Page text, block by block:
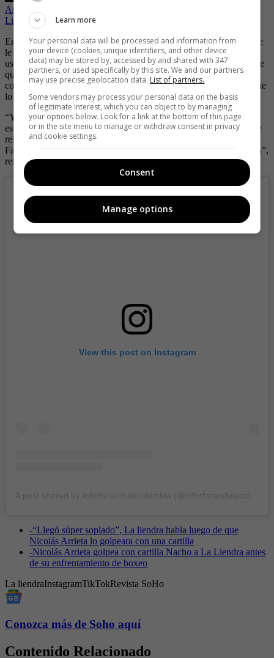
Así reaccionó Esperanza Gómez al ver la parte íntima de La
Liendra, ¿habrá chicaneado el influencer?
En el colegio era el chistoso del salón, pero al mismo tiempo al que
le hacían bullying por las orejas tan grandes que tenía y porque
usaba siempre los mismos pares de tenis. Fue después de percatarse
que podía sacar provecho de eso de una manera graciosa que
comenzó a subir material a redes sociales, desde ese momento nadie
lo ha detenido y poco a poco cumple más sueños.
“Yo sabía que tenía un talento; hacer reír a la gente, porque podía
estar en el salón, quería ser serio, y yo decía algo y todo el salón se
reía. Yo soy una persona muy hiperactiva y conocí lo que es
Facebook, empecé a hacer un videito y vi que a la gente le gustaba”,
relató Gómez.
View this post on Instagram
-“Llegó súper soplado”, La liendra habla luego de que
Nicolás Arrieta lo golpeara con una cartilla
-Nicolás Arrieta golpea con cartilla Nacho a La Liendra antes
de su enfrentamiento de boxeo
La liendraInstagramTikTokRevista SoHo
Conozca más de Soho aquí
Contenido Relacionado
Learn more
Your personal data will be processed and information from
your device (cookies, unique identifiers, and other device
data) may be stored by, accessed by and shared with 347
partners, or used specifically by this site. We and our partners
may use precise geolocation data. List of partners.
Some vendors may process your personal data on the basis
of legitimate interest, which you can object to by managing
your options below. Look for a link at the bottom of this page
or in the site menu to manage or withdraw consent in privacy
and cookie settings.
Consent
Manage options